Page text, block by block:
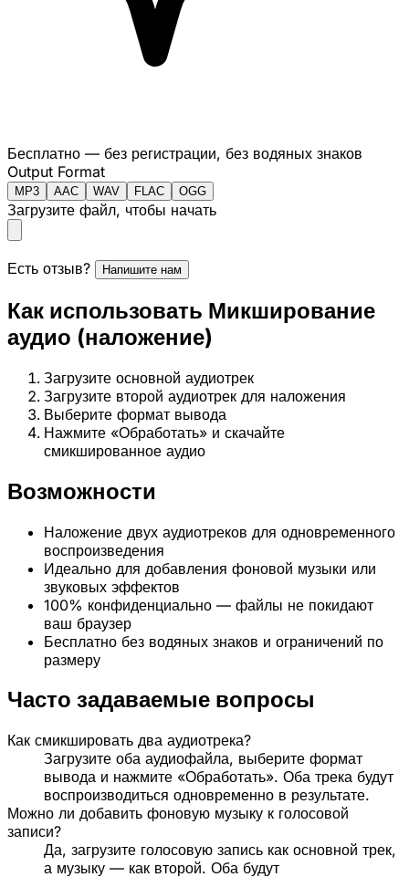
Бесплатно — без регистрации, без водяных знаков
Output Format
MP3 AAC WAV FLAC OGG
Загрузите файл, чтобы начать
Есть отзыв? Напишите нам
Как использовать Микширование
аудио (наложение)
Загрузите основной аудиотрек
Загрузите второй аудиотрек для наложения
Выберите формат вывода
Нажмите «Обработать» и скачайте
смикшированное аудио
Возможности
Наложение двух аудиотреков для одновременного
воспроизведения
Идеально для добавления фоновой музыки или
звуковых эффектов
100% конфиденциально — файлы не покидают
ваш браузер
Бесплатно без водяных знаков и ограничений по
размеру
Часто задаваемые вопросы
Как смикшировать два аудиотрека?
Загрузите оба аудиофайла, выберите формат
вывода и нажмите «Обработать». Оба трека будут
воспроизводиться одновременно в результате.
Можно ли добавить фоновую музыку к голосовой
записи?
Да, загрузите голосовую запись как основной трек,
а музыку — как второй. Оба будут